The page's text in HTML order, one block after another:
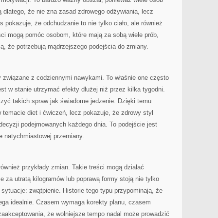
że nie zna zasad zdrowego odżywiania, lecz
pokazuje, że odchudzanie to nie tylko ciało, ale również
mogą pomóc osobom, które mają za sobą wiele prób,
że potrzebują mądrzejszego podejścia do zmiany.
z codziennymi nawykami. To właśnie one często
w stanie utrzymać efekty dłużej niż przez kilka tygodni.
takich spraw jak świadome jedzenie. Dzięki temu
temacie diet i ćwiczeń, lecz pokazuje, że zdrowy styl
podejmowanych każdego dnia. To podejście jest
natychmiastowej przemiany.
przykłady zmian. Takie treści mogą działać
za utratą kilogramów lub poprawą formy stoją nie tylko
zwątpienie. Historie tego typu przypominają, że
idealnie. Czasem wymaga korekty planu, czasem
że wolniejsze tempo nadal może prowadzić